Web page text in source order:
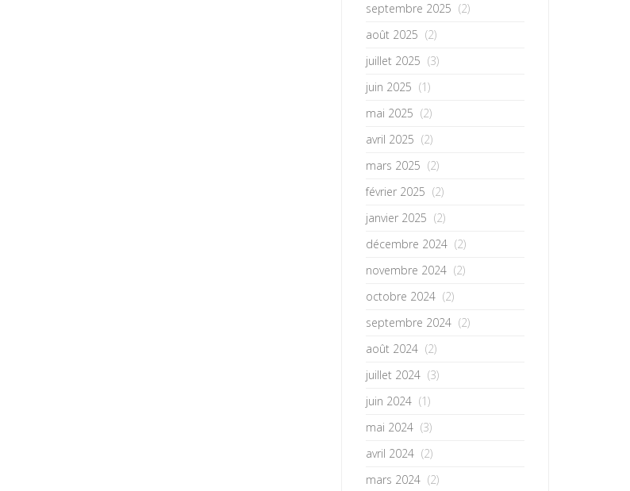
septembre 2025 (2)
août 2025 (2)
juillet 2025 (3)
juin 2025 (1)
mai 2025 (2)
avril 2025 (2)
mars 2025 (2)
février 2025 (2)
janvier 2025 (2)
décembre 2024 (2)
novembre 2024 (2)
octobre 2024 (2)
septembre 2024 (2)
août 2024 (2)
juillet 2024 (3)
juin 2024 (1)
mai 2024 (3)
avril 2024 (2)
mars 2024 (2)